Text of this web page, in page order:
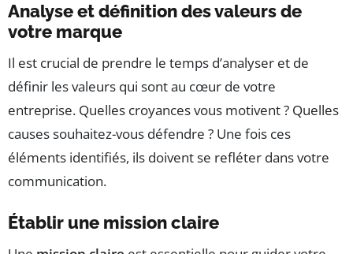
Analyse et définition des valeurs de
votre marque
Il est crucial de prendre le temps d’analyser et de
définir les valeurs qui sont au cœur de votre
entreprise. Quelles croyances vous motivent ? Quelles
causes souhaitez-vous défendre ? Une fois ces
éléments identifiés, ils doivent se refléter dans votre
communication.
Établir une mission claire